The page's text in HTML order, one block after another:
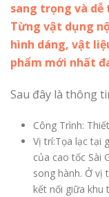
sang trọng và dễ
Từng vật dụng
hình dáng, vật
phẩm mới nhất
Sau đây là thông
Công Trình:
Vị trí:Tọa lạc tại
của cao tốc Sài
song hành. Ở vị
kết nối giữa khu